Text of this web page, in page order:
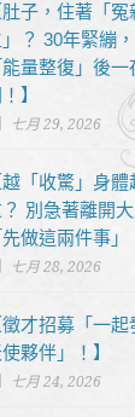
肚子，住著「冤
」？ 30年緊繃
能量整復」後一
】
七月 29, 2026
越「收驚」身體
別急著離開
先做這兩件事」
七月 28, 2026
徵才招募「一起
夥伴」！】
七月 24, 2026